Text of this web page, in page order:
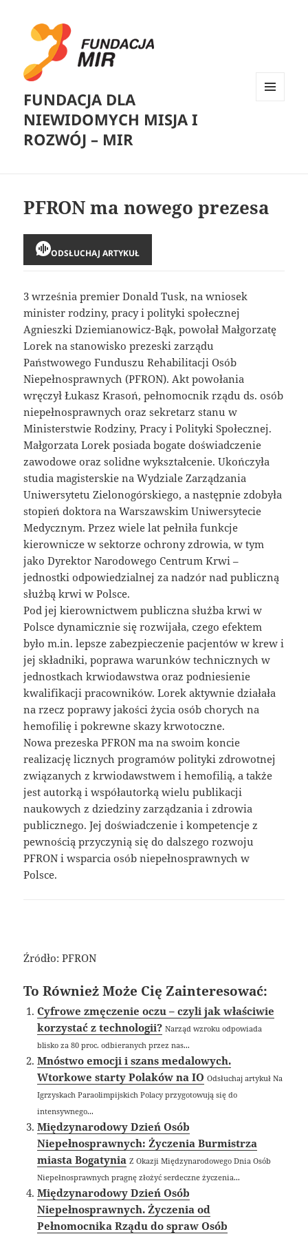
FUNDACJA DLA
NIEWIDOMYCH MISJA I
ROZWÓJ – MIR
PFRON ma nowego prezesa
ODSŁUCHAJ ARTYKUŁ
3 września premier Donald Tusk, na wniosek
minister rodziny, pracy i polityki społecznej
Agnieszki Dziemianowicz-Bąk, powołał Małgorzatę
Lorek na stanowisko prezeski zarządu
Państwowego Funduszu Rehabilitacji Osób
Niepełnosprawnych (PFRON). Akt powołania
wręczył Łukasz Krasoń, pełnomocnik rządu ds. osób
niepełnosprawnych oraz sekretarz stanu w
Ministerstwie Rodziny, Pracy i Polityki Społecznej.
Małgorzata Lorek posiada bogate doświadczenie
zawodowe oraz solidne wykształcenie. Ukończyła
studia magisterskie na Wydziale Zarządzania
Uniwersytetu Zielonogórskiego, a następnie zdobyła
stopień doktora na Warszawskim Uniwersytecie
Medycznym. Przez wiele lat pełniła funkcje
kierownicze w sektorze ochrony zdrowia, w tym
jako Dyrektor Narodowego Centrum Krwi –
jednostki odpowiedzialnej za nadzór nad publiczną
służbą krwi w Polsce.
Pod jej kierownictwem publiczna służba krwi w
Polsce dynamicznie się rozwijała, czego efektem
było m.in. lepsze zabezpieczenie pacjentów w krew i
jej składniki, poprawa warunków technicznych w
jednostkach krwiodawstwa oraz podniesienie
kwalifikacji pracowników. Lorek aktywnie działała
na rzecz poprawy jakości życia osób chorych na
hemofilię i pokrewne skazy krwotoczne.
Nowa prezeska PFRON ma na swoim koncie
realizację licznych programów polityki zdrowotnej
związanych z krwiodawstwem i hemofilią, a także
jest autorką i współautorką wielu publikacji
naukowych z dziedziny zarządzania i zdrowia
publicznego. Jej doświadczenie i kompetencje z
pewnością przyczynią się do dalszego rozwoju
PFRON i wsparcia osób niepełnosprawnych w
Polsce.
Źródło: PFRON
To Również Może Cię Zainteresować:
Cyfrowe zmęczenie oczu – czyli jak właściwie
korzystać z technologii? Narząd wzroku odpowiada
blisko za 80 proc. odbieranych przez nas...
Mnóstwo emocji i szans medalowych.
Wtorkowe starty Polaków na IO Odsłuchaj artykuł Na
Igrzyskach Paraolimpijskich Polacy przygotowują się do
intensywnego...
Międzynarodowy Dzień Osób
Niepełnosprawnych: Życzenia Burmistrza
miasta Bogatynia Z Okazji Międzynarodowego Dnia Osób
Niepełnosprawnych pragnę złożyć serdeczne życzenia...
Międzynarodowy Dzień Osób
Niepełnosprawnych. Życzenia od
Pełnomocnika Rządu do spraw Osób